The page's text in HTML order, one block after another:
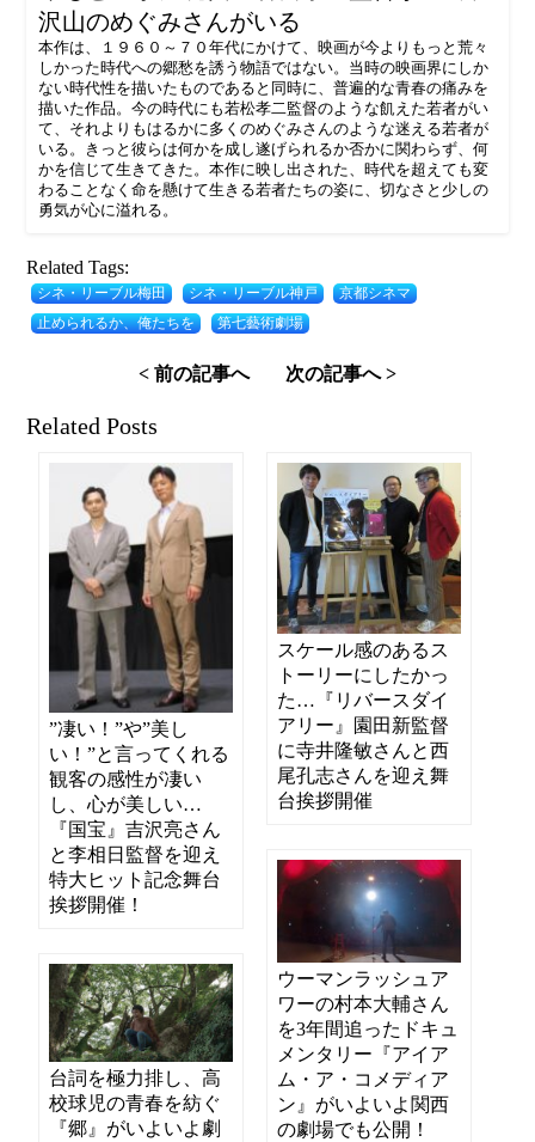
沢山のめぐみさんがいる
本作は、１９６０～７０年代にかけて、映画が今よりもっと荒々
しかった時代への郷愁を誘う物語ではない。当時の映画界にしか
ない時代性を描いたものであると同時に、普遍的な青春の痛みを
描いた作品。今の時代にも若松孝二監督のような飢えた若者がい
て、それよりもはるかに多くのめぐみさんのような迷える若者が
いる。きっと彼らは何かを成し遂げられるか否かに関わらず、何
かを信じて生きてきた。本作に映し出された、時代を超えても変
わることなく命を懸けて生きる若者たちの姿に、切なさと少しの
勇気が心に溢れる。
Related Tags:
シネ・リーブル梅田 シネ・リーブル神戸
京都シネマ
止められるか、俺たちを
第七藝術劇場
< 前の記事へ 次の記事へ >
Related Posts
”凄い！”や”美し
い！”と言ってくれる
観客の感性が凄い
し、心が美しい…
『国宝』吉沢亮さん
と李相日監督を迎え
特大ヒット記念舞台
挨拶開催！
スケール感のあるス
トーリーにしたかっ
た…『リバースダイ
アリー』園田新監督
に寺井隆敏さんと西
尾孔志さんを迎え舞
台挨拶開催
ウーマンラッシュア
ワーの村本大輔さん
を3年間追ったドキュ
メンタリー『アイア
ム・ア・コメディア
ン』がいよいよ関西
の劇場でも公開！
台詞を極力排し、高
校球児の青春を紡ぐ
『郷』がいよいよ劇